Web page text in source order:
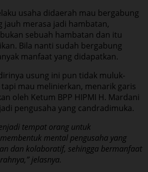
usaha didaerah mau bergabung
jauh merasa jadi hambatan,
sebuah hambatan dan itu
Bila nanti sudah bergabung
manfaat yang didapatkan.
usung ini pun tidak muluk-
mau melinierkan, menarik garis
oleh Ketum BPP HIPMI H. Mardani
pengusaha yang candradimuka.
tempat orang untuk
mental pengusaha yang
dan kolaboratif, sehingga bermanfaat
jelasnya.